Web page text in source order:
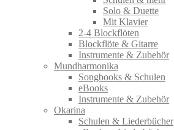
Solo & Duette
Mit Klavier
2-4 Blockflöten
Blockflöte & Gitarre
Instrumente & Zubehör
Mundharmonika
Songbooks & Schulen
eBooks
Instrumente & Zubehör
Okarina
Schulen & Liederbücher